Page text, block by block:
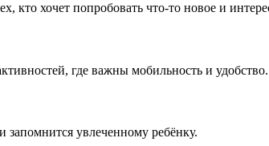
хочет попробовать что-то новое и
где важны мобильность и удобство.
увлеченному ребёнку.